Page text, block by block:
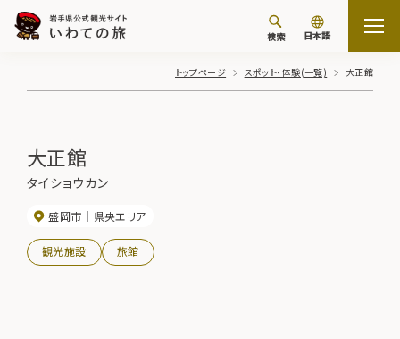
検索 日本語
トップページ スポット・体験(一覧) 大正館
大正館
タイショウカン
盛岡市 県央エリア
観光施設 旅館